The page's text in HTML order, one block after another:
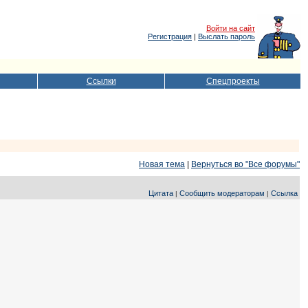
Войти на сайт
Регистрация | Выслать пароль
Ссылки Спецпроекты
Новая тема
Вернуться во "Все форумы"
Цитата | Сообщить модераторам | Ссылка